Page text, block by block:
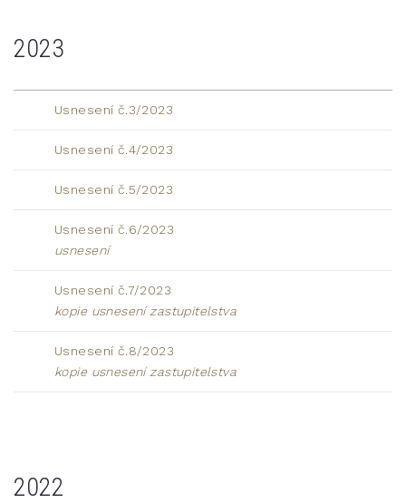
2023
Usnesení č.3/2023
Usnesení č.4/2023
Usnesení č.5/2023
Usnesení č.6/2023
usnesení
Usnesení č.7/2023
kopie usnesení zastupitelstva
Usnesení č.8/2023
kopie usnesení zastupitelstva
2022